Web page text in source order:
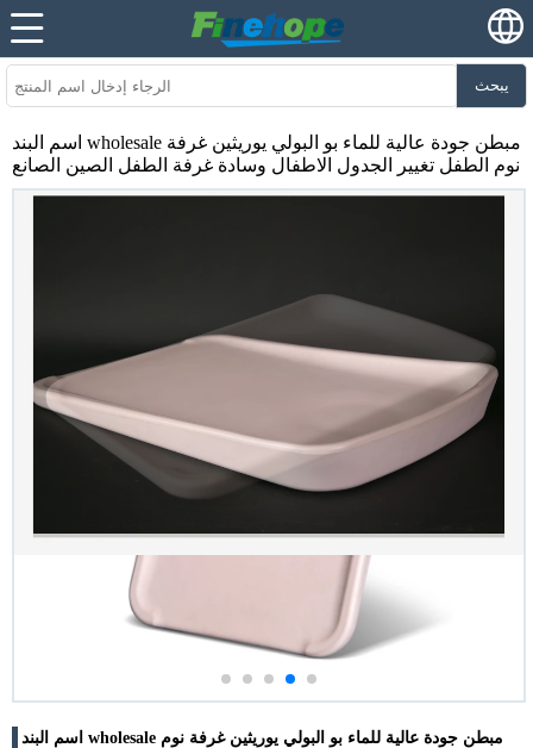
يبحث
اسم البند wholesale مبطن جودة عالية للماء بو البولي يوريثين غرفة
نوم الطفل تغيير الجدول الاطفال وسادة غرفة الطفل الصين الصانع
اسم البند wholesale مبطن جودة عالية للماء بو البولي يوريثين غرفة نوم